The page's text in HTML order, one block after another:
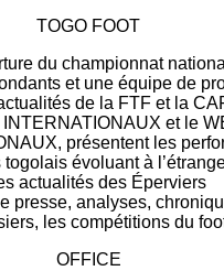
TOGO FOOT
du championnat
et une équipe de
de la FTF et la
et le
présentent les
togolais évoluant à
actualités des Éperviers
presse, analyses,
les compétitions du
OFFICE